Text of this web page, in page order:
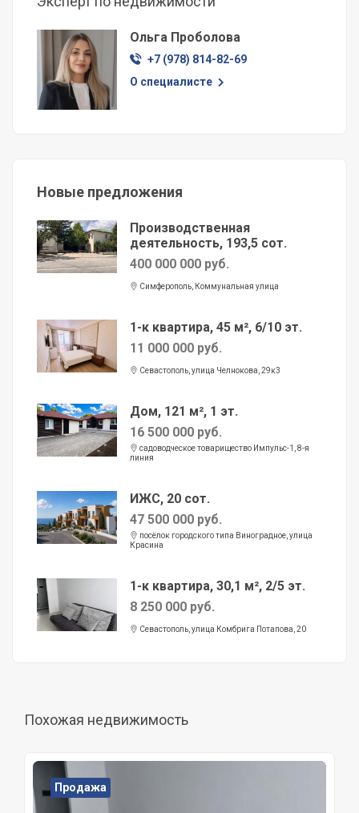
Ольга Проболова
+7 (978) 814-82-69
О специалисте
Новые предложения
Производственная
деятельность, 193,5 сот.
400 000 000 руб.
Симферополь, Коммунальная улица
1-к квартира, 45 м², 6/10 эт.
11 000 000 руб.
Севастополь, улица Челнокова, 29к3
Дом, 121 м², 1 эт.
16 500 000 руб.
садоводческое товарищество Импульс-1, 8-я
линия
ИЖС, 20 сот.
47 500 000 руб.
посёлок городского типа Виноградное, улица
Красина
1-к квартира, 30,1 м², 2/5 эт.
8 250 000 руб.
Севастополь, улица Комбрига Потапова, 20
Похожая недвижимость
Продажа